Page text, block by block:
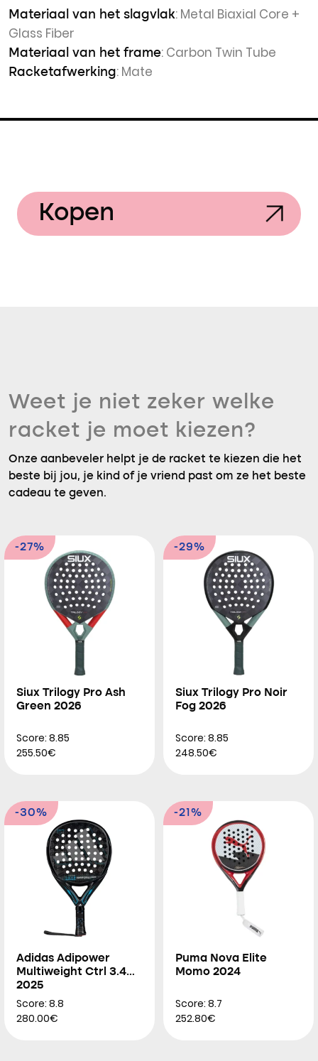
Materiaal van het slagvlak: Metal Biaxial Core +
Glass Fiber
Materiaal van het frame: Carbon Twin Tube
Racketafwerking: Mate
Kopen
Weet je niet zeker welke
racket je moet kiezen?
Onze aanbeveler helpt je de racket te kiezen die het
beste bij jou, je kind of je vriend past om ze het beste
cadeau te geven.
-27%
Siux Trilogy Pro Ash
Green 2026
Score: 8.85
255.50€
-29%
Siux Trilogy Pro Noir
Fog 2026
Score: 8.85
248.50€
-30%
Adidas Adipower
Multiweight Ctrl 3.4
2025
Score: 8.8
280.00€
-21%
Puma Nova Elite
Momo 2024
Score: 8.7
252.80€